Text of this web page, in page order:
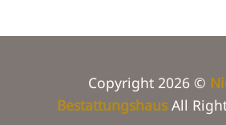
Copyright 2026 ©
BestattungshausAll